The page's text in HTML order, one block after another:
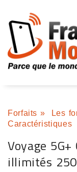
Forfaits » Les
Caractéristiques
Voyage
illimités